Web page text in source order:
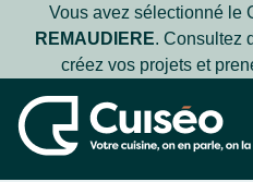
Vous avez sélectionné le
REMAUDIERE. Consultez
créez vos projets et